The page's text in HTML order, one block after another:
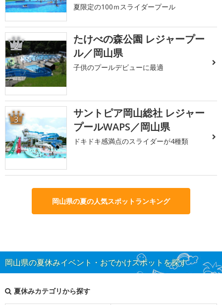
夏限定の100ｍスライダープール
2
たけべの森公園 レジャープー
ル／岡山県
子供のプールデビューに最適
3
サントピア岡山総社 レジャー
プールWAPS／岡山県
ドキドキ感満点のスライダーが4種類
岡山県の夏の人気スポットランキング
岡山県の夏休みイベント・おでかけスポットを探す
夏休みカテゴリから探す